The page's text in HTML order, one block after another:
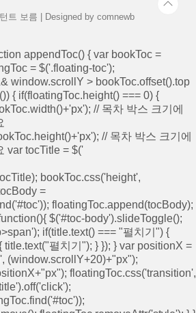
트 보름 | Designed by comnewb
appendToc() { var bookToc =
= $('.floating-toc');
window.scrollY > bookToc.offset().top
{ if(floatingToc.height() === 0) {
// 목차 박스 크기에
// 목차 박스 크기에
var tocTitle = $('
bookToc.css('height',
=
floatingToc.append(tocBody);
$('#toc-body').slideToggle();
if(title.text() === "펼치기") {
title.text("펼치기"); } }); } var positionX =
(window.scrollY+20)+"px");
floatingToc.css('transition',